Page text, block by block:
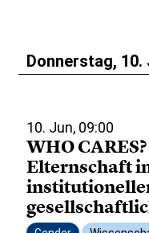
Donnerstag, 10.
10. Jun, 09:00
WHO
Elternschaft